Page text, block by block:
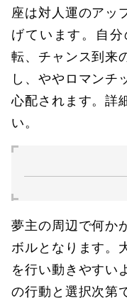
座は対人運のアッ
げています。自
転、チャンス到来
し、ややロマンチ
心配されます。詳
い。
夢主の周辺で何か
ボルとなります。
を行い動きやすい
の行動と選択次第